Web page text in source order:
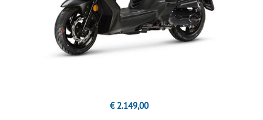
€ 2.149,00